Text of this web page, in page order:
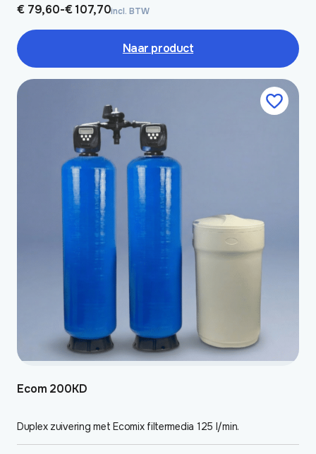
€79,60-€107,70
Prijsklasse:
€ 79,60
tot
€ 107,70
incl. BTW
Naar product
Ecom 200KD
Duplex zuivering met Ecomix filtermedia 125 l/min.